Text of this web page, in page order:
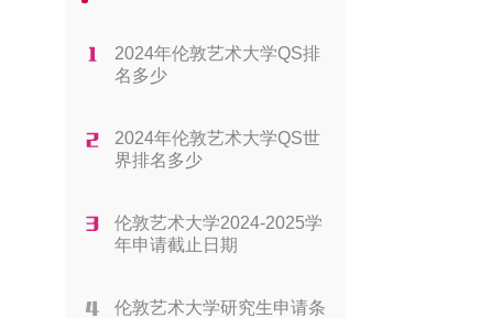
2024年伦敦艺术大学QS排
名多少
2024年伦敦艺术大学QS世
界排名多少
伦敦艺术大学2024-2025学
年申请截止日期
伦敦艺术大学研究生申请条